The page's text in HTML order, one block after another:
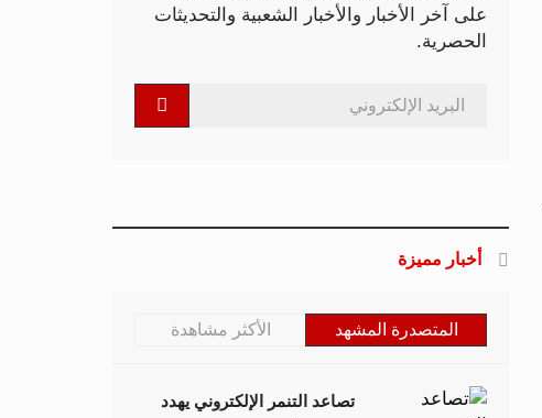
على آخر الأخبار والأخبار الشعبية والتحديثات
الحصرية.
أخبار مميزة
المتصدرة المشهد الأكثر مشاهدة
تصاعد التنمر الإلكتروني يهدد